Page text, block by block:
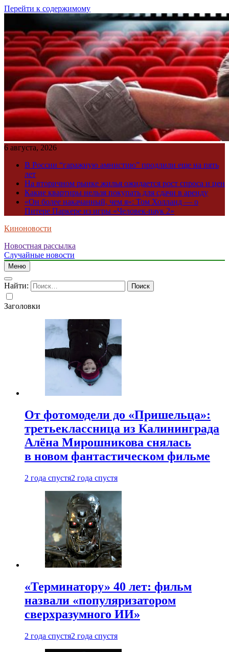
Перейти к содержимому
6 августа, 2026
В России “гаражную амнистию” продлили еще на пять
лет
На вторичном рынке жилья ожидается рост спроса и цен
Какие квартиры нельзя покупать для сдачи в аренду
«Он более накачанный, чем я»: Том Холланд — о
Питере Паркере из игры «Человек-паук 2»
Киноновости
Новостная рассылка
Случайные новости
Меню
Найти:
Заголовки
От фотомодели до «Пришельца»:
третьеклассница из Калининграда
Алёна Мирошникова снялась
в новом фантастическом фильме
2 года спустя2 года спустя
«Терминатору» 40 лет: фильм
назвали «популяризатором
сверхразумного ИИ»
2 года спустя2 года спустя